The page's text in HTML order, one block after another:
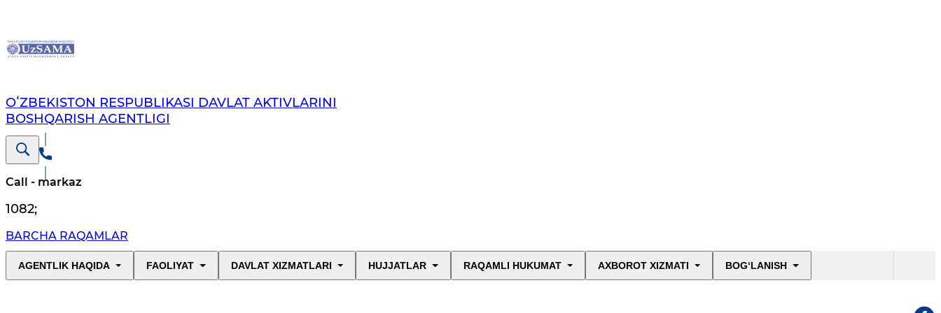
OʻZBEKISTON RESPUBLIKASI DAVLAT AKTIVLARINI
BOSHQARISH AGENTLIGI
Call - markaz
1082;
BARCHA RAQAMLAR
AGENTLIK HAQIDA FAOLIYAT DAVLAT XIZMATLARI HUJJATLAR RAQAMLI HUKUMAT AXBOROT XIZMATI BOG‘LANISH